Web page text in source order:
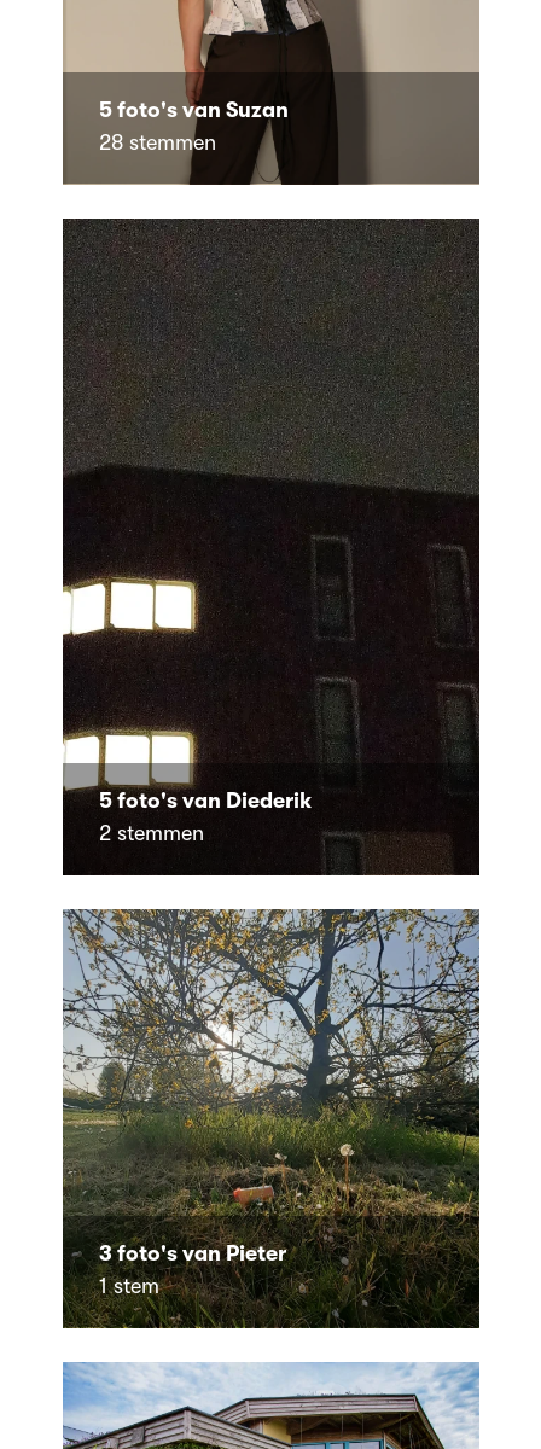
5 foto's van Suzan
28 stemmen
5 foto's van Diederik
2 stemmen
3 foto's van Pieter
1 stem